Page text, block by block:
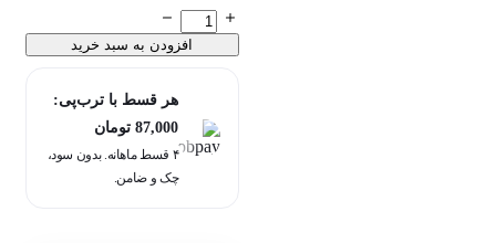
تیزی
مخفی
بادامی
افزودن به سبد خرید
هر قسط با ترب‌پی:
87,000 تومان
۴ قسط ماهانه. بدون سود،
چک و ضامن.